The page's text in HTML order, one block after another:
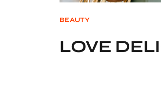
BEAUTY
LOVE